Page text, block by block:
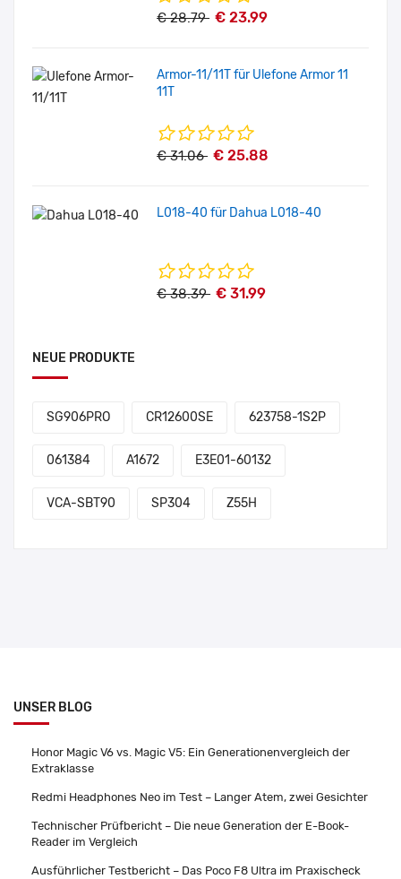
€ 28.79 € 23.99
Armor-11/11T für Ulefone Armor 11
11T
€ 31.06 € 25.88
L018-40 für Dahua L018-40
€ 38.39 € 31.99
NEUE PRODUKTE
SG906PRO CR12600SE 623758-1S2P
061384 A1672 E3E01-60132
VCA-SBT90 SP304 Z55H
UNSER BLOG
Honor Magic V6 vs. Magic V5: Ein Generationenvergleich der
Extraklasse
Redmi Headphones Neo im Test – Langer Atem, zwei Gesichter
Technischer Prüfbericht – Die neue Generation der E-Book-
Reader im Vergleich
Ausführlicher Testbericht – Das Poco F8 Ultra im Praxischeck